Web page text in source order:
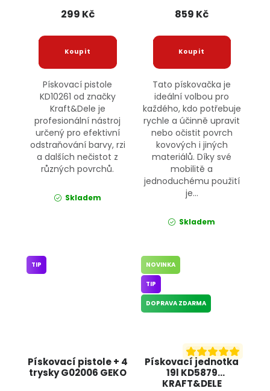
299 Kč
Pískovací pistole
KD10261 od značky
Kraft&Dele je
profesionální nástroj
určený pro efektivní
odstraňování barvy, rzi
a dalších nečistot z
různých povrchů.
Skladem
859 Kč
Tato pískovačka je
ideální volbou pro
každého, kdo potřebuje
rychle a účinně upravit
nebo očistit povrch
kovových i jiných
materiálů. Díky své
mobilitě a
jednoduchému použití
je...
Skladem
Pískovací pistole + 4
trysky G02006 GEKO
TIP
Pískovací jednotka
19l KD5879
KRAFT&DELE
NOVINKA
TIP
DOPRAVA ZDARMA